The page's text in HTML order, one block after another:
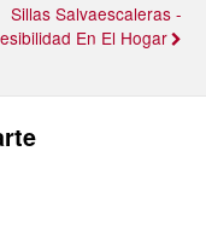
Sillas Salvaescaleras -
En El Hogar